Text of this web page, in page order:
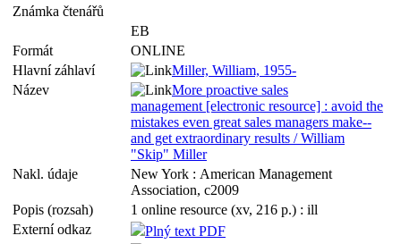
Známka čtenářů
EB
Formát
ONLINE
Hlavní záhlaví
Miller, William, 1955-
Název
More proactive sales
management [electronic resource] : avoid the
mistakes even great sales managers make--
and get extraordinary results / William
"Skip" Miller
Nakl. údaje
New York : American Management
Association, c2009
Popis (rozsah)
1 online resource (xv, 216 p.) : ill
Externí odkaz
Plný text PDF